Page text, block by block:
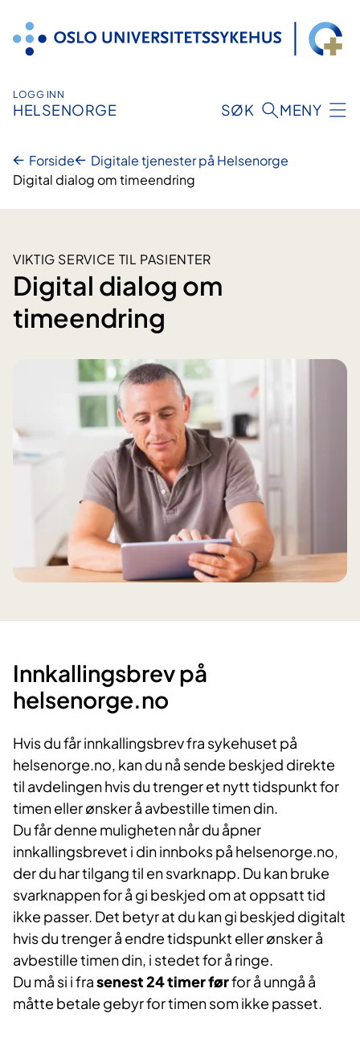
innhold
LOGG INN
HELSENORGE SØK MENY
Forside
Digitale tjenester på Helsenorge
Digital dialog om timeendring
VIKTIG SERVICE TIL PASIENTER
Digital dialog om
timeendring
Innkallingsbrev på
helsenorge.no​
Hvis du får innkallingsbrev fra sykehuset på
helsenorge.no, kan du nå sende beskjed direkte
til avdelingen hvis du trenger et nytt tidspunkt for
timen eller ønsker å avbestille timen din.
Du får denne muligheten når du åpner
innkallingsbrevet i din innboks på helsenorge.no,
der du har tilgang til en svarknapp. Du kan bruke
svarknappen for å gi beskjed om at oppsatt tid
ikke passer. Det betyr at du kan gi beskjed digitalt
hvis du trenger å endre tidspunkt eller ønsker å
avbestille timen din, i stedet for å ringe.
Du må si i frasenest 24 timerførfor å unngå å
måtte betale gebyr for timen som ikke passet.